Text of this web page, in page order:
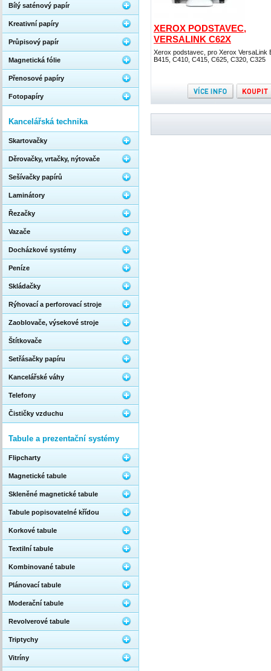
XEROX PODSTAVEC,
VERSALINK C62X
Xerox podstavec, pro Xerox VersaLink
B415, C410, C415, C625, C320, C325
Bílý saténový papír
Kreativní papíry
Průpisový papír
Magnetická fólie
Přenosové papíry
Fotopapíry
Kancelářská technika
Skartovačky
Děrovačky, vrtačky, nýtovače
Sešívačky papírů
Laminátory
Řezačky
Vazače
Docházkové systémy
Peníze
Skládačky
Rýhovací a perforovací stroje
Zaoblovače, výsekové stroje
Štítkovače
Setřásačky papíru
Kancelářské váhy
Telefony
Čističky vzduchu
Tabule a prezentační systémy
Flipcharty
Magnetické tabule
Skleněné magnetické tabule
Tabule popisovatelné křídou
Korkové tabule
Textilní tabule
Kombinované tabule
Plánovací tabule
Moderační tabule
Revolverové tabule
Triptychy
Vitríny